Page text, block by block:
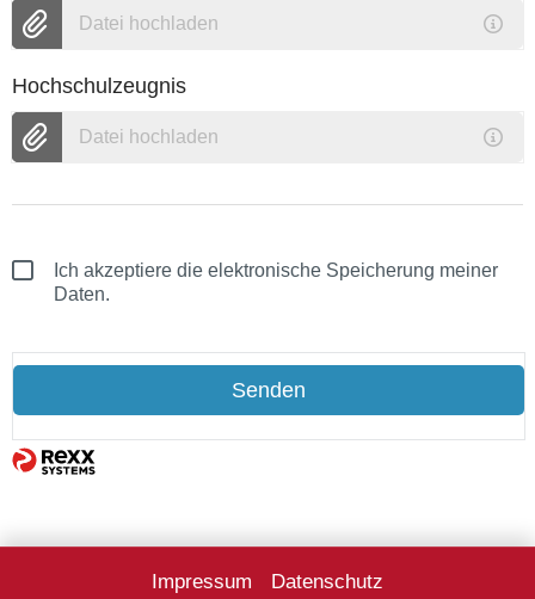
Datei hochladen
Hochschulzeugnis
Datei hochladen
Ich akzeptiere die elektronische Speicherung meiner
Daten.
Senden
Impressum Datenschutz